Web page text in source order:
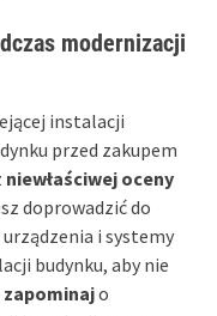
modernizacji
instalacji
przed zakupem
niewłaściwej oceny
doprowadzić do
i systemy
budynku, aby nie
zapominajo